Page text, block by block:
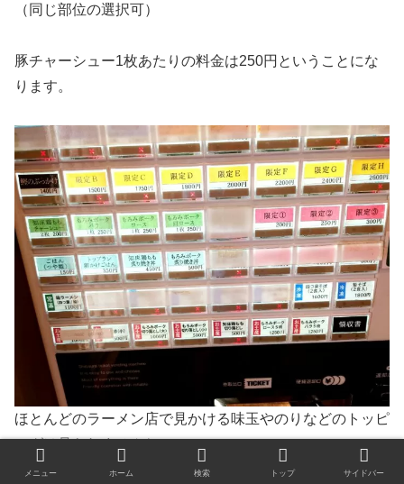
（同じ部位の選択可）
豚チャーシュー1枚あたりの料金は250円ということにな
ります。
ほとんどのラーメン店で見かける味玉やのりなどのトッピ
ングは見られませんね。
メニュー ホーム 検索 トップ サイドバー